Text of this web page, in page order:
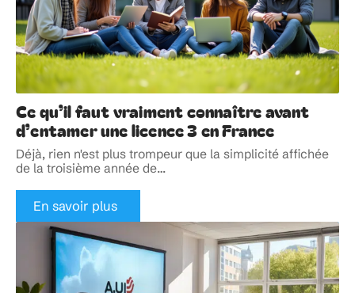
Ce qu’il faut vraiment connaître avant
d’entamer une licence 3 en France
Déjà, rien n'est plus trompeur que la simplicité affichée
de la troisième année de…
En savoir plus